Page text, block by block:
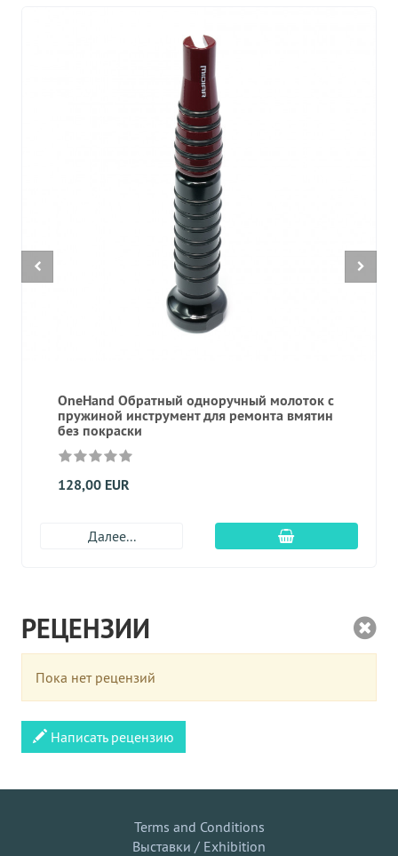
OneHand Обратный одноручный молоток с
пружиной инструмент для ремонта вмятин
без покраски
128,00 EUR
Далее... Добавить в
РЕЦЕНЗИИ
Пока нет рецензий
Написать рецензию
Terms and Conditions
Выставки / Exhibition